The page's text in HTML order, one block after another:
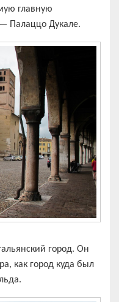
главную
Палаццо Дукале.
город. Он
как город куда был